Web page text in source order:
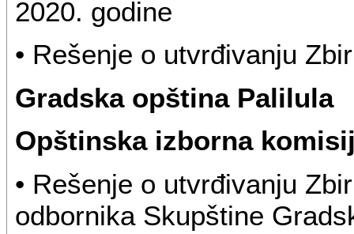
2020. godine
• Rešenje o utvrđivanju
Gradska opština Palilula
Opštinska izborna
• Rešenje o utvrđivanju
odbornika Skupštine